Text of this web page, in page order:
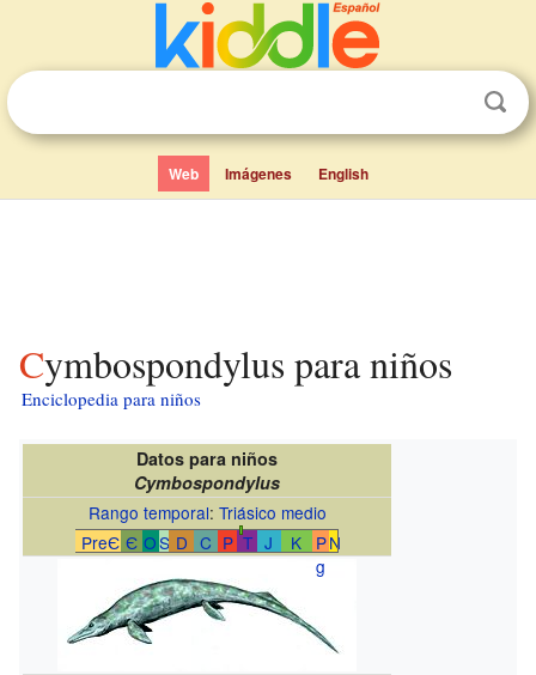
Web Imágenes English
Cymbospondylus para niños
Enciclopedia para niños
Datos para niños
Cymbospondylus
Rango temporal: Triásico medio
PreЄ Є OS D C P T J K
P
g
N